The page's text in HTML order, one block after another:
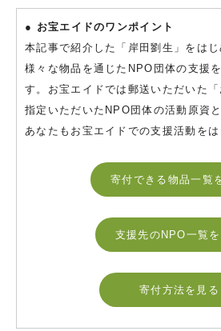
● お宝エイドのワンポイント
本記事で紹介した「岸田劉生」をは
様々な物品を通じたNPO団体の支援
す。お宝エイドでは郵送いただいた
指定いただいたNPO団体の活動原資
あなたもお宝エイドでの支援活動をは
寄付できる物品一覧
支援先のNPO一覧
寄付方法を見る